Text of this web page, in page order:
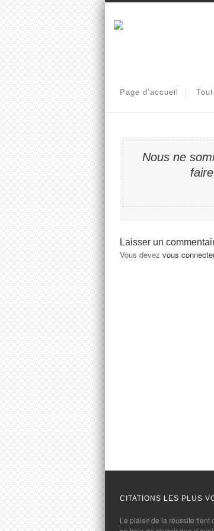
Page d’accueil
Nous ne
Laisser un
Vous devez vous
CITATIONS LES PLUS
Le plaisir de la réussite tient